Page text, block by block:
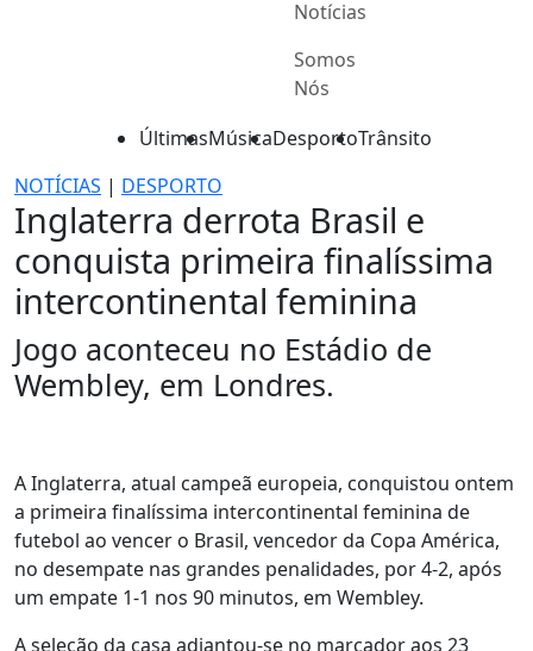
Notícias
Somos
Nós
ÚltimasMúsicaDesportoTrânsito
NOTÍCIAS | DESPORTO
Inglaterra derrota Brasil e
conquista primeira finalíssima
intercontinental feminina
Jogo aconteceu no Estádio de
Wembley, em Londres.
A Inglaterra, atual campeã europeia, conquistou ontem
a primeira finalíssima intercontinental feminina de
futebol ao vencer o Brasil, vencedor da Copa América,
no desempate nas grandes penalidades, por 4-2, após
um empate 1-1 nos 90 minutos, em Wembley.
A seleção da casa adiantou-se no marcador aos 23